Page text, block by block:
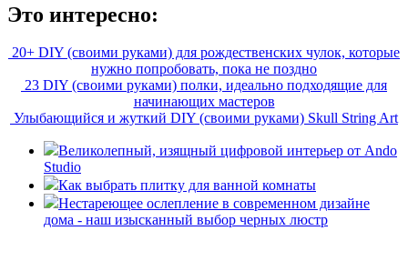
Это интересно:
20+ DIY (своими руками) для рождественских чулок, которые
нужно попробовать, пока не поздно
23 DIY (своими руками) полки, идеально подходящие для
начинающих мастеров
Улыбающийся и жуткий DIY (своими руками) Skull String Art
Великолепный, изящный цифровой интерьер от Ando
Studio
Как выбрать плитку для ванной комнаты
Нестареющее ослепление в современном дизайне
дома - наш изысканный выбор черных люстр